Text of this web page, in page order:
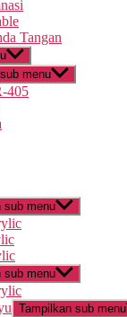
Tangan
menu
405
sub menu
sub menu
Tampilkan sub menu